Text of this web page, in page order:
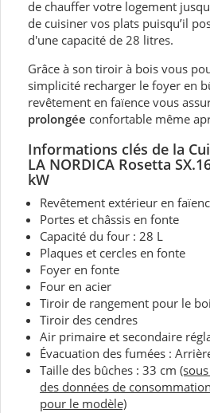
de chauffer votre logement
de cuisiner vos plats puisqu’il
d'une capacité de 28 litres.
Grâce à son tiroir à bois vous
simplicité recharger le foyer en
revêtement en faïence vous
prolongée confortable même
Informations clés de la
LA NORDICA Rosetta
kW
Revêtement extérieur en
Portes et châssis en fonte
Capacité du four : 28 L
Plaques et cercles en fonte
Foyer en fonte
Four en acier
Tiroir de rangement pour le
Tiroir des cendres
Air primaire et secondaire
Évacuation des fumées :
Taille des bûches : 33 cm
des données de
pour le modèle)